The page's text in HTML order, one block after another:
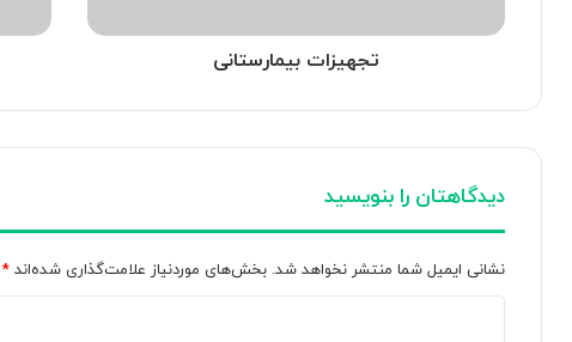
تجهیزات بیمارستانی
دیدگاهتان را بنویسید
نشانی ایمیل شما منتشر نخواهد شد. بخش‌های موردنیاز علامت‌گذاری شده‌اند*